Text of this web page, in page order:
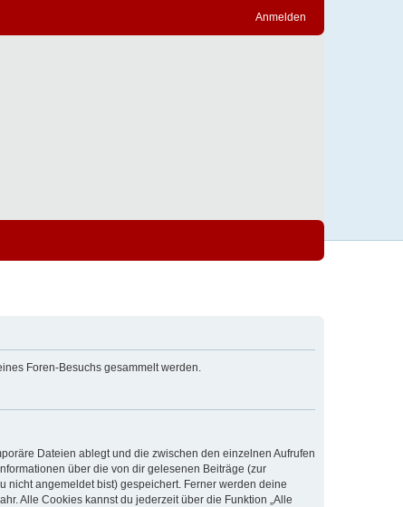
Anmelden
Foren-Besuchs gesammelt werden.
Dateien ablegt und die zwischen den einzelnen Aufrufen
über die von dir gelesenen Beiträge (zur
nicht angemeldet bist) gespeichert. Ferner werden deine
Alle Cookies kannst du jederzeit über die Funktion „Alle